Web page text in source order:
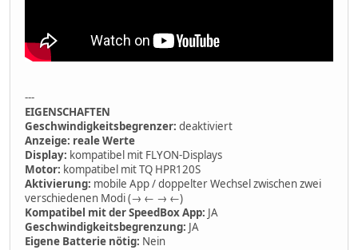
---
EIGENSCHAFTEN
Geschwindigkeitsbegrenzer: deaktiviert
Anzeige: reale Werte
Display: kompatibel mit FLYON-Displays
Motor: kompatibel mit TQ HPR120S
Aktivierung: mobile App / doppelter Wechsel zwischen zwei
verschiedenen Modi (→ ← → ←)
Kompatibel mit der SpeedBox App: JA
Geschwindigkeitsbegrenzung: JA
Eigene Batterie nötig: Nein